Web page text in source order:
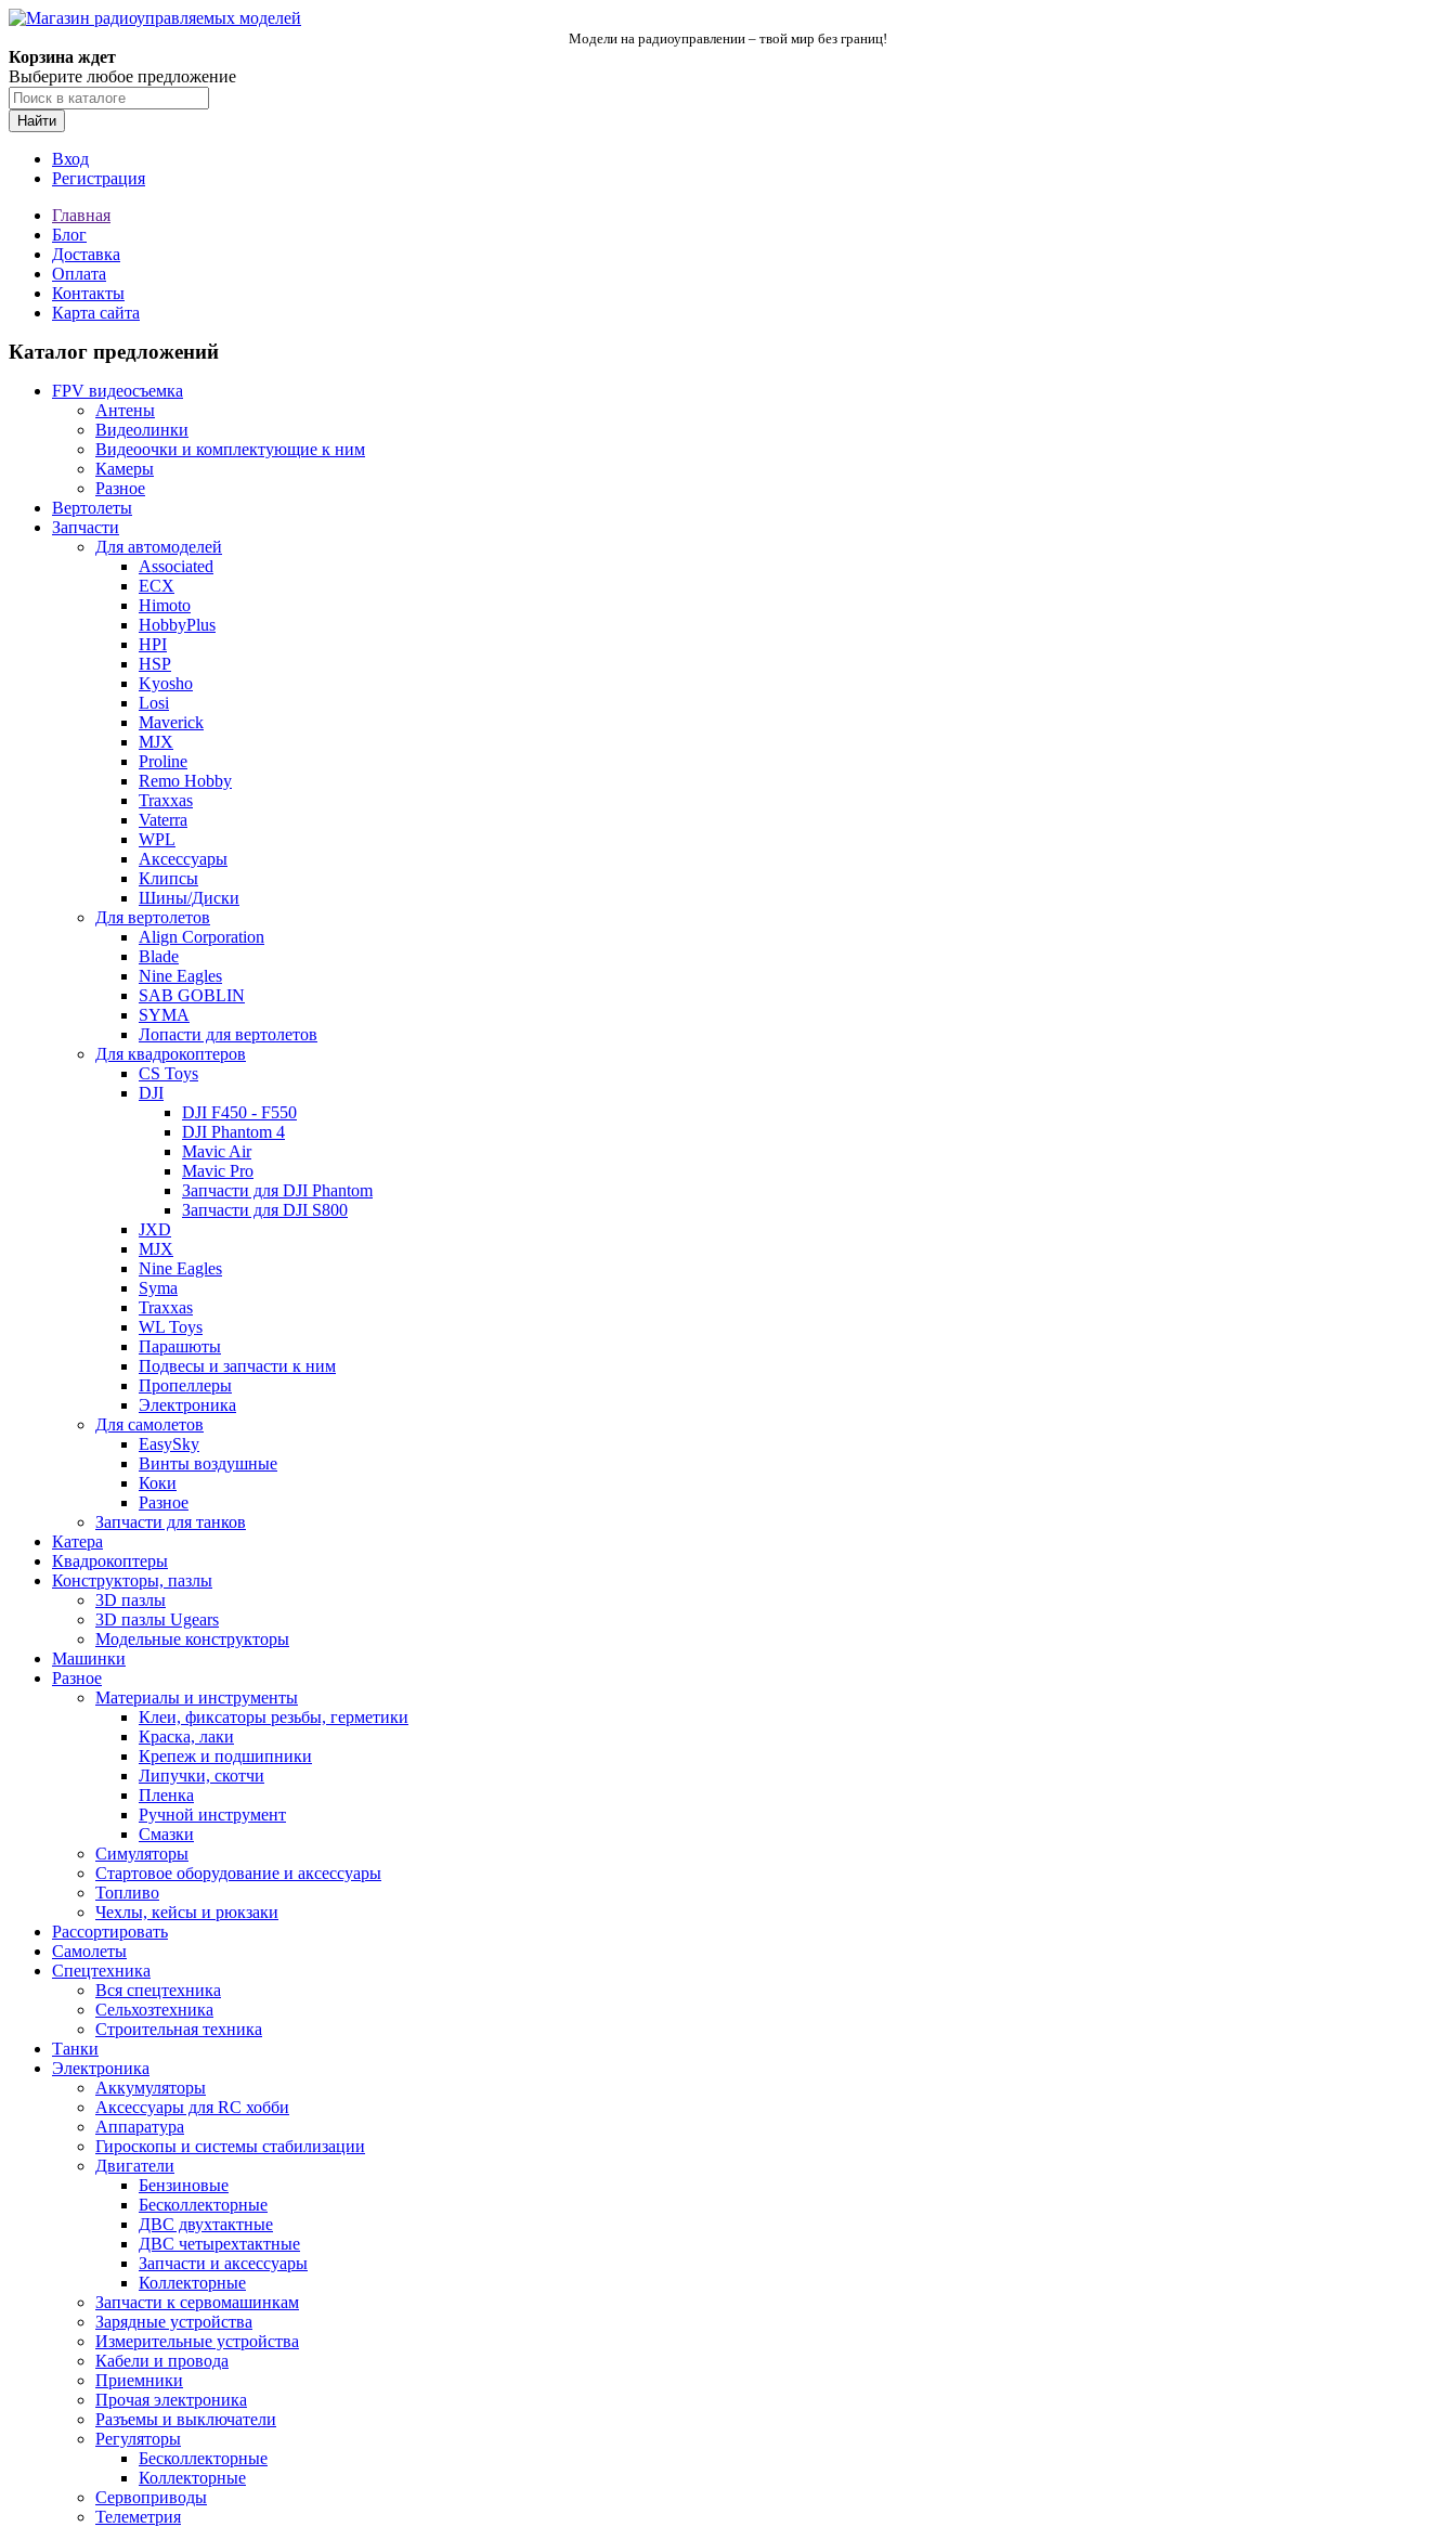
Модели на радиоуправлении – твой мир без границ!
Корзина ждет
Выберите любое предложение
Найти
Вход
Регистрация
Главная
Блог
Доставка
Оплата
Контакты
Карта сайта
Каталог предложений
FPV видеосъемка
Антены
Видеолинки
Видеоочки и комплектующие к ним
Камеры
Разное
Вертолеты
Запчасти
Для автомоделей
Associated
ECX
Himoto
HobbyPlus
HPI
HSP
Kyosho
Losi
Maverick
MJX
Proline
Remo Hobby
Traxxas
Vaterra
WPL
Аксессуары
Клипсы
Шины/Диски
Для вертолетов
Align Corporation
Blade
Nine Eagles
SAB GOBLIN
SYMA
Лопасти для вертолетов
Для квадрокоптеров
CS Toys
DJI
DJI F450 - F550
DJI Phantom 4
Mavic Air
Mavic Pro
Запчасти для DJI Phantom
Запчасти для DJI S800
JXD
MJX
Nine Eagles
Syma
Traxxas
WL Toys
Парашюты
Подвесы и запчасти к ним
Пропеллеры
Электроника
Для самолетов
EasySky
Винты воздушные
Коки
Разное
Запчасти для танков
Катера
Квадрокоптеры
Конструкторы, пазлы
3D пазлы
3D пазлы Ugears
Модельные конструкторы
Машинки
Разное
Материалы и инструменты
Клеи, фиксаторы резьбы, герметики
Краска, лаки
Крепеж и подшипники
Липучки, скотчи
Пленка
Ручной инструмент
Смазки
Симуляторы
Стартовое оборудование и аксессуары
Топливо
Чехлы, кейсы и рюкзаки
Рассортировать
Самолеты
Спецтехника
Вся спецтехника
Сельхозтехника
Строительная техника
Танки
Электроника
Аккумуляторы
Аксессуары для RC хобби
Аппаратура
Гироскопы и системы стабилизации
Двигатели
Бензиновые
Бесколлекторные
ДВС двухтактные
ДВС четырехтактные
Запчасти и аксессуары
Коллекторные
Запчасти к сервомашинкам
Зарядные устройства
Измерительные устройства
Кабели и провода
Приемники
Прочая электроника
Разъемы и выключатели
Регуляторы
Бесколлекторные
Коллекторные
Сервоприводы
Телеметрия